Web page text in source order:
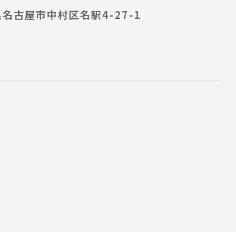
古屋市中村区名駅4-27-1